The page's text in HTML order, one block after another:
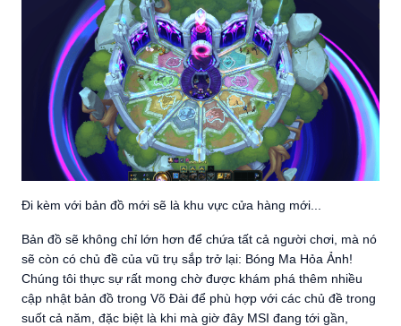
Đi kèm với bản đồ mới sẽ là khu vực cửa hàng mới...
Bản đồ sẽ không chỉ lớn hơn để chứa tất cả người chơi, mà nó
sẽ còn có chủ đề của vũ trụ sắp trở lại: Bóng Ma Hỏa Ảnh!
Chúng tôi thực sự rất mong chờ được khám phá thêm nhiều
cập nhật bản đồ trong Võ Đài để phù hợp với các chủ đề trong
suốt cả năm, đặc biệt là khi mà giờ đây MSI đang tới gần,